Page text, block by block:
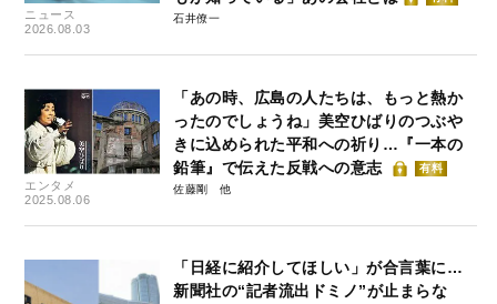
ニュース
2026.08.03
石井僚一
エンタメ
2025.08.06
「あの時、広島の人たちは、もっと熱か
ったのでしょうね」美空ひばりのつぶや
きに込められた平和への祈り…『一本の
鉛筆』で伝えた反戦への意志
有料
佐藤剛
「日経に紹介してほしい」が合言葉に…
新聞社の“記者流出ドミノ”が止まらな